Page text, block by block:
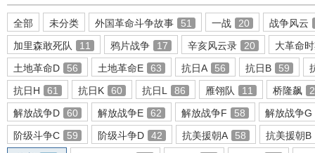
环
全部 未分类 外国革命斗争故事 51 一战 20
战争风云
加里森敢死队
11 鸦片战争 17 辛亥风云录 20
大革命
土地革命D
56 土地革命E 63 抗日A 56 抗日B 59
抗日H
61 抗日K 60 抗日L 86 雁翎队 11 桥隆飙
解放战争D
60 解放战争E 62 解放战争F 58
解放战争G
阶级斗争C
59 阶级斗争D 42 抗美援朝A 58
抗美援朝B